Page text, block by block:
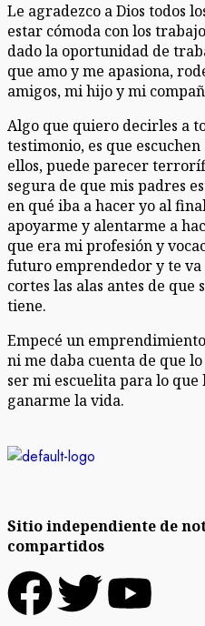
Le agradezco a Dios todos
estar cómoda con los
dado la oportunidad de
que amo y me apasiona,
amigos, mi hijo y mi
Algo que quiero decirles a
testimonio, es que
ellos, puede parecer
segura de que mis padres
en qué iba a hacer yo al
apoyarme y alentarme a
que era mi profesión y
futuro emprendedor y te va
cortes las alas antes de que
tiene.
Empecé un
ni me daba cuenta de que
ser mi escuelita para lo que
ganarme la vida.
Sitio independiente de
compartidos